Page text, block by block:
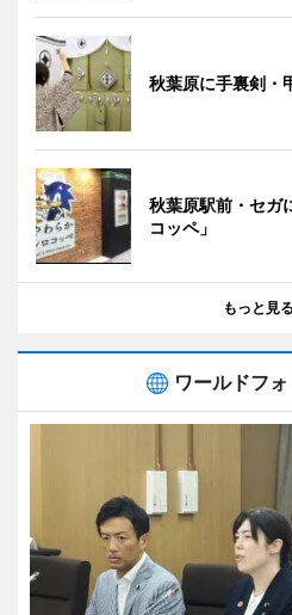
秋葉原に手裏剣・
秋葉原駅前・セガ
コッペ」
もっと見る
ワールドフ